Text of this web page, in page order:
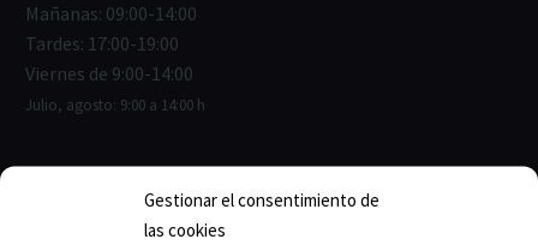
Gestionar el consentimiento de
las cookies
Mañanas: 09:00-14:00
Tardes: 17:00-19:00
Viernes de 9:00-14:00
Julio, agosto: 9:00 a 14:00 h
ENLACES ÚTILES